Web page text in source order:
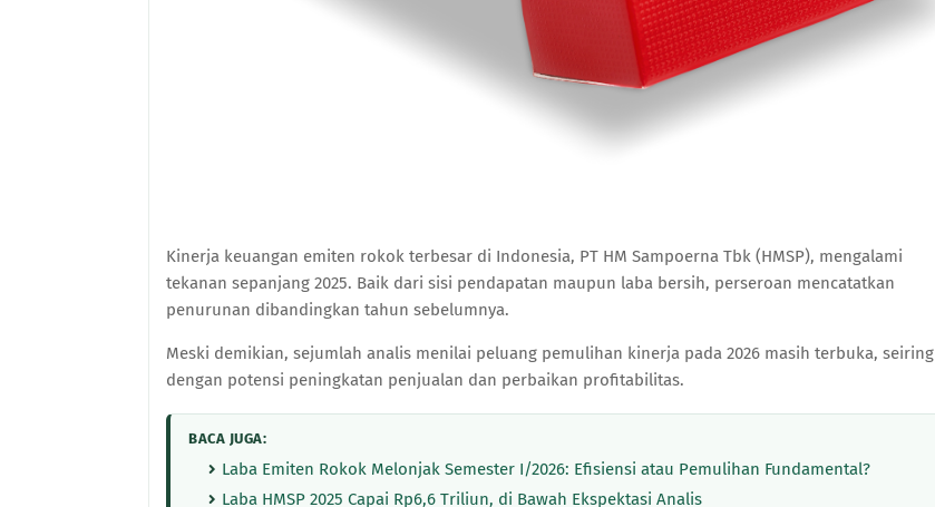
Kinerja keuangan emiten rokok terbesar di Indonesia, PT HM Sampoerna Tbk (HMSP), mengalami
tekanan sepanjang 2025. Baik dari sisi pendapatan maupun laba bersih, perseroan mencatatkan
penurunan dibandingkan tahun sebelumnya.
Meski demikian, sejumlah analis menilai peluang pemulihan kinerja pada 2026 masih terbuka, seiring
dengan potensi peningkatan penjualan dan perbaikan profitabilitas.
BACA JUGA:
Laba Emiten Rokok Melonjak Semester I/2026: Efisiensi atau Pemulihan Fundamental?
Laba HMSP 2025 Capai Rp6,6 Triliun, di Bawah Ekspektasi Analis